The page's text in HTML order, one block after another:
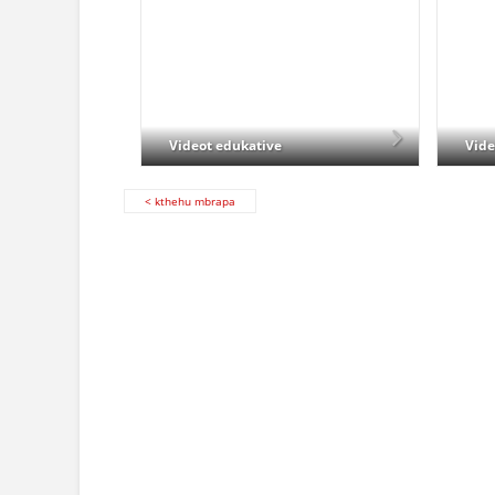
Videot edukative
< kthehu mbrapa